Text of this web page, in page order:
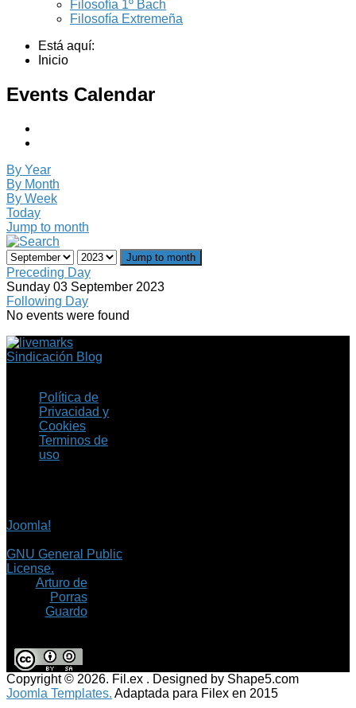
Filosofía 1º Bach
Filosofía Extremeña
Está aquí:
Inicio
Events Calendar
By Year
By Month
By Week
Today
Jump to month
Jump to month
Preceding Day
Sunday 03 September 2023
Following Day
No events were found
Sindicación Blog
Política de
Privacidad y
Cookies
Terminos de
uso
Joomla!
GNU General Public
License.
Arturo de
Porras
Guardo
Copyright © 2026. Fil.ex . Designed by Shape5.com
Joomla Templates. Adaptada para Filex en 2015